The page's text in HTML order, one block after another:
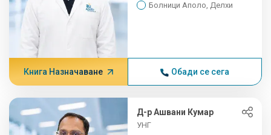
Болници Аполо, Делхи
Книга Назначаване Обади се сега
Д-р Ашвани Кумар
УНГ